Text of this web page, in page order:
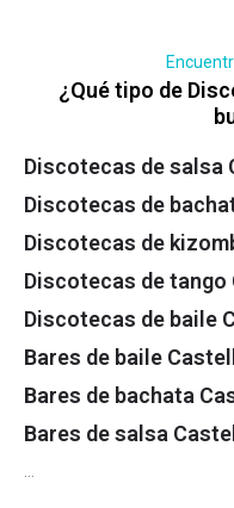
¿Qué tipo de
Discotecas de salsa
Discotecas de
Discotecas de
Discotecas de tango
Discotecas de baile
Bares de baile
Bares de bachata
Bares de salsa